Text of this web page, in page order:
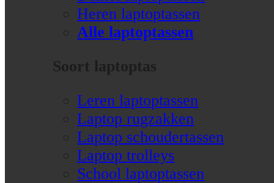
Heren laptoptassen
Alle laptoptassen
Soort laptoptas
Leren laptoptassen
Laptop rugzakken
Laptop schoudertassen
Laptop trolleys
School laptoptassen